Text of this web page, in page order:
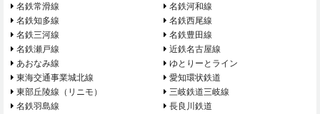
名鉄常滑線
名鉄河和線
名鉄知多線
名鉄西尾線
名鉄三河線
名鉄豊田線
名鉄瀬戸線
近鉄名古屋線
あおなみ線
ゆとりーとライン
東海交通事業城北線
愛知環状鉄道
東部丘陵線（リニモ）
三岐鉄道三岐線
名鉄羽島線
長良川鉄道